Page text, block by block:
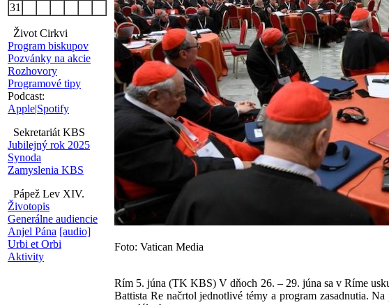
31
Život Cirkvi
Program biskupov
Pozvánky na akcie
Rozhovory
Programové tipy
Podcast:
Apple|Spotify
Sekretariát KBS
Jubilejný rok 2025
Synoda
Zamyslenia KBS
Pápež Lev XIV.
Životopis
Generálne audiencie
Anjel Pána [audio]
Urbi et Orbi
Aktivity
Foto: Vatican Media
Rím 5. júna (TK KBS) V dňoch 26. – 29. júna sa v Ríme
Battista Re načrtol jednotlivé témy a program zasadnutia.